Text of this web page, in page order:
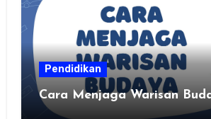
Pendidikan
Cara Menjaga Warisan